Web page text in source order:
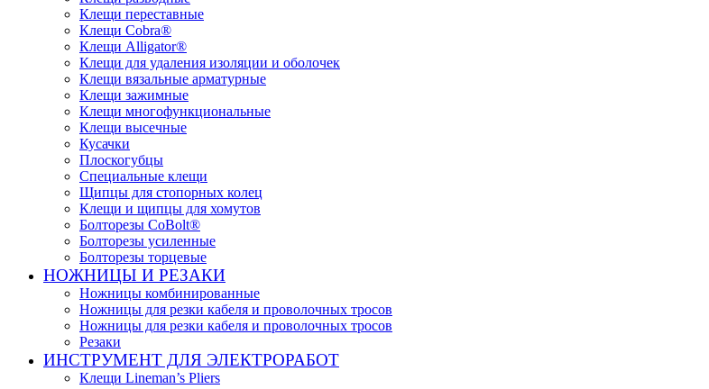
Клещи переставные
Клещи Cobra®
Клещи Alligator®
Клещи для удаления изоляции и оболочек
Клещи вязальные арматурные
Клещи зажимные
Клещи многофункциональные
Клещи высечные
Кусачки
Плоскогубцы
Специальные клещи
Щипцы для стопорных колец
Клещи и щипцы для хомутов
Болторезы CoBolt®
Болторезы усиленные
Болторезы торцевые
НОЖНИЦЫ И РЕЗАКИ
Ножницы комбинированные
Ножницы для резки кабеля и проволочных тросов
Ножницы для резки кабеля и проволочных тросов
Резаки
ИНСТРУМЕНТ ДЛЯ ЭЛЕКТРОРАБОТ
Клещи Lineman’s Pliers